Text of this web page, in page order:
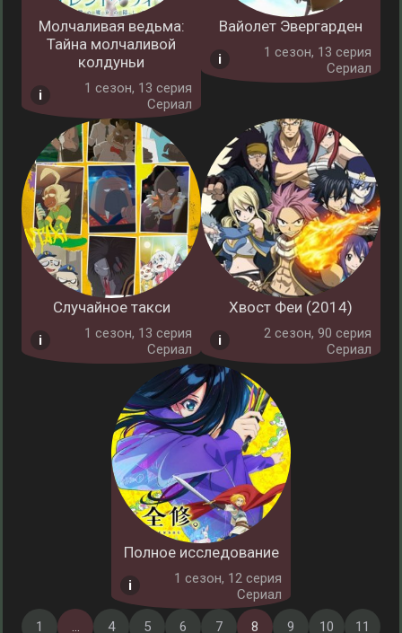
Молчаливая ведьма:
Тайна молчаливой
колдуньи
1 cезон, 13 серия
Сериал
Вайолет Эвергарден
1 cезон, 13 серия
Сериал
Случайное такси
1 cезон, 13 серия
Сериал
Хвост Феи (2014)
2 cезон, 90 серия
Сериал
Полное исследование
1 cезон, 12 серия
Сериал
1
... 4 5 6 7 8 9 10 11